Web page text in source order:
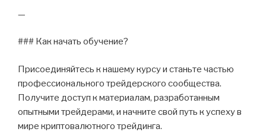
—
### Как начать обучение?
Присоединяйтесь к нашему курсу и станьте частью
профессионального трейдерского сообщества.
Получите доступ к материалам, разработанным
опытными трейдерами, и начните свой путь к успеху в
мире криптовалютного трейдинга.